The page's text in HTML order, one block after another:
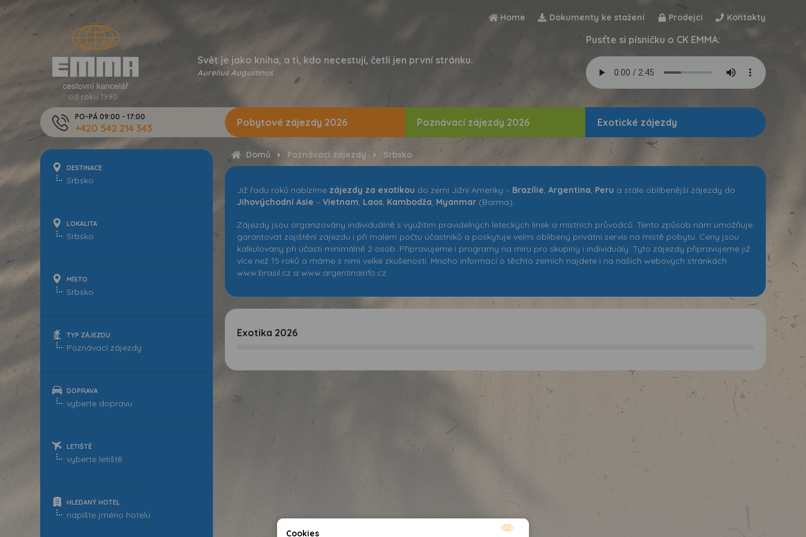
Home Dokumenty ke stažení Prodejci Kontakty
od roku 1990
Svět je jako kniha, a ti, kdo necestují, četli jen první stránku.
Aurelius Augustinus
Pusťte si písničku o CK EMMA:
PO-PÁ 09:00 - 17:00
+420 542 214 343
DESTINACE
LOKALITA
MÍSTO
TYP ZÁJEZDU
DOPRAVA
LETIŠTĚ
HLEDANÝ HOTEL
Pobytové zájezdy 2026 Poznávací zájezdy 2026 Exotické zájezdy
Domů Poznávací zájezdy Srbsko
Již řadu roků nabízíme zájezdy za exotikou do zemí Jižní Ameriky – Brazílie, Argentina, Peru a stále oblíbenější zájezdy do
Jihovýchodní Asie – Vietnam, Laos, Kambodža, Myanmar(Barma).
Zájezdy jsou organizovány individuálně s využitím pravidelných leteckých linek a místních průvodců. Tento způsob nám umožňuje
garantovat zajištění zájezdu i při malém počtu účastníků a poskytuje velmi oblíbený privátní servis na místě pobytu. Ceny jsou
kalkulovány při účasti minimálně 2 osob. Připravujeme i programy na míru pro skupiny i individuály. Tyto zájezdy připravujeme již
více než 15 roků a máme s nimi velké zkušenosti. Mnoho informací o těchto zemích najdete i na našich webových stránkách
www.brasil.cz a www.argentinainfo.cz
Exotika 2026
Cookies